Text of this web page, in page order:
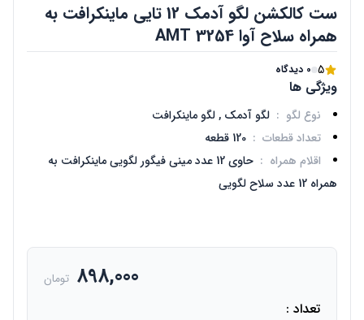
ست کالکشن لگو آدمک 12 تایی ماینکرافت به
همراه سلاح آوا AMT 3254
5 0 دیدگاه
ویژگی ها
نوع لگو : لگو آدمک ,لگو ماینکرافت
تعداد قطعات : 120 قطعه
اقلام همراه :
حاوی 12 عدد مینی فیگور لگویی ماینکرافت به
همراه 12 عدد سلاح لگویی
898,000 تومان
تعداد :